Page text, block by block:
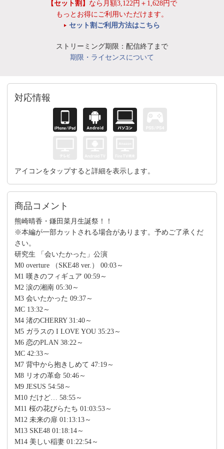
【セット割】 なら月額3,122円＋1,628円で
もっとお得にご利用いただけます。
セット割ご利用方法はこちら
ストリーミング期限：配信終了まで
期限・ライセンスについて
対応情報
アイコンをタップすると詳細を表示します。
商品コメント
熊崎晴香・鎌田菜月生誕祭！！
※本編が一部カットされる場合があります。予めご了承くだ
さい。
研究生 「会いたかった」公演
M0 overture （SKE48 ver.） 00:03～
M1 嘆きのフィギュア 00:59～
M2 涙の湘南 05:30～
M3 会いたかった 09:37～
MC 13:32～
M4 渚のCHERRY 31:40～
M5 ガラスの I LOVE YOU 35:23～
M6 恋のPLAN 38:22～
MC 42:33～
M7 背中から抱きしめて 47:19～
M8 リオの革命 50:46～
M9 JESUS 54:58～
M10 だけど… 58:55～
M11 桜の花びらたち 01:03:53～
M12 未来の扉 01:13:13～
M13 SKE48 01:18:14～
M14 美しい稲妻 01:22:54～